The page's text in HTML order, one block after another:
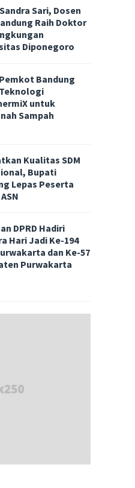
Sari, Dosen
Raih Doktor
Diponegoro
Bandung
untuk
Sampah
Kualitas SDM
Bupati
Lepas Peserta
DPRD Hadiri
Hari Jadi Ke-194
dan Ke-57
Purwakarta